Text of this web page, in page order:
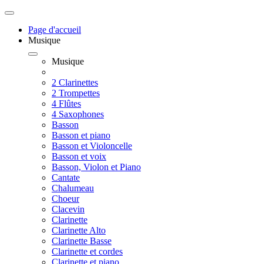
Page d'accueil
Musique
Musique
2 Clarinettes
2 Trompettes
4 Flûtes
4 Saxophones
Basson
Basson et piano
Basson et Violoncelle
Basson et voix
Basson, Violon et Piano
Cantate
Chalumeau
Choeur
Clacevin
Clarinette
Clarinette Alto
Clarinette Basse
Clarinette et cordes
Clarinette et piano